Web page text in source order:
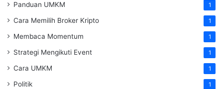
Panduan UMKM 1
Cara Memilih Broker Kripto 1
Membaca Momentum 1
Strategi Mengikuti Event 1
Cara UMKM 1
Politik 1